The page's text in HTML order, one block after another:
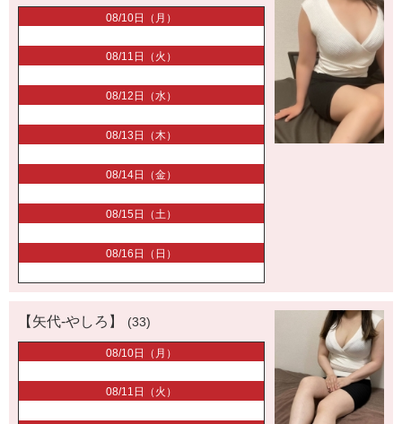
08/10日（月）
08/11日（火）
08/12日（水）
08/13日（木）
08/14日（金）
08/15日（土）
08/16日（日）
【矢代-やしろ】 (33)
08/10日（月）
08/11日（火）